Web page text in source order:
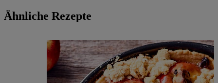
Ähnliche Rezepte